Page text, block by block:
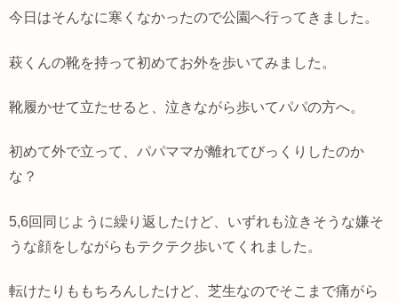
今日はそんなに寒くなかったので公園へ行ってきました。
萩くんの靴を持って初めてお外を歩いてみました。
靴履かせて立たせると、泣きながら歩いてパパの方へ。
初めて外で立って、パパママが離れてびっくりしたのか
な？
5,6回同じように繰り返したけど、いずれも泣きそうな嫌そ
うな顔をしながらもテクテク歩いてくれました。
転けたりももちろんしたけど、芝生なのでそこまで痛がら